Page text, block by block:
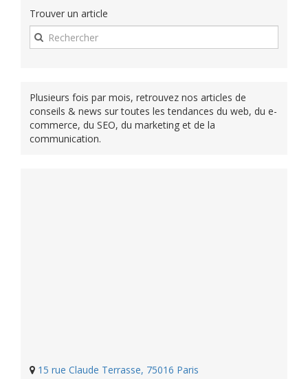
Trouver un article
Plusieurs fois par mois, retrouvez nos articles de
conseils & news sur toutes les tendances du web, du e-
commerce, du SEO, du marketing et de la
communication.
15 rue Claude Terrasse, 75016 Paris